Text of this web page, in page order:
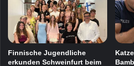
Finnische Jugendliche
erkunden Schweinfurt beim